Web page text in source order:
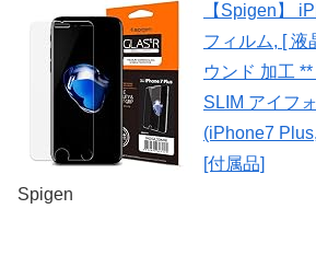
【Spigen】
フィルム, [ 液
ウンド 加工
SLIM アイフ
(iPhone7
[付属品]
Spigen